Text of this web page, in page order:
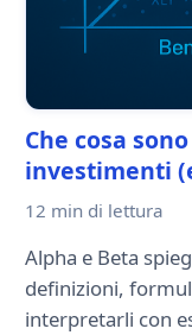
Che cosa
investimenti
12 min di lettura
Alpha e Beta
definizioni,
interpretarli con